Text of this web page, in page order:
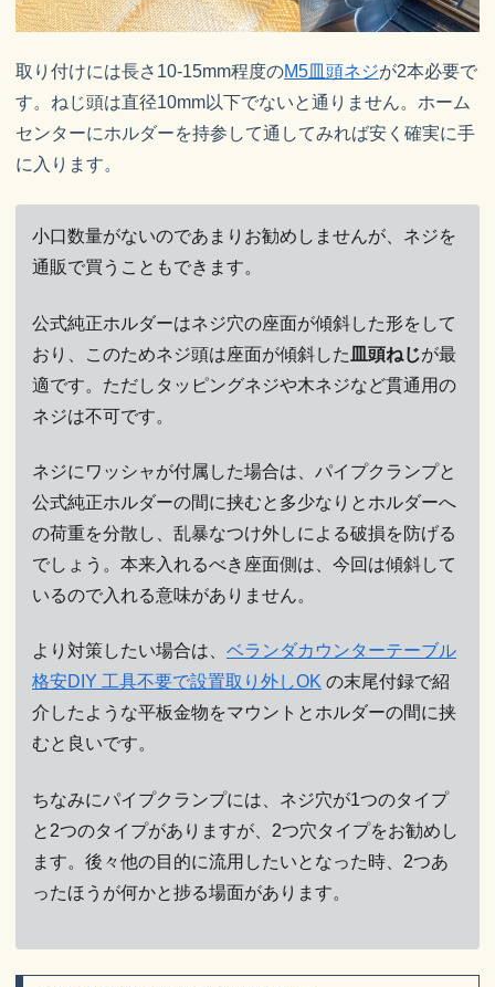
取り付けには長さ10-15mm程度のM5皿頭ネジが2本必要で
す。ねじ頭は直径10mm以下でないと通りません。ホーム
センターにホルダーを持参して通してみれば安く確実に手
に入ります。
小口数量がないのであまりお勧めしませんが、ネジを
通販で買うこともできます。
公式純正ホルダーはネジ穴の座面が傾斜した形をして
おり、このためネジ頭は座面が傾斜した 皿頭ねじが最
適です。ただしタッピングネジや木ネジなど貫通用の
ネジは不可です。
ネジにワッシャが付属した場合は、パイプクランプと
公式純正ホルダーの間に挟むと多少なりとホルダーへ
の荷重を分散し、乱暴なつけ外しによる破損を防げる
でしょう。本来入れるべき座面側は、今回は傾斜して
いるので入れる意味がありません。
より対策したい場合は、 ベランダカウンターテーブル
格安DIY 工具不要で設置取り外しOK の末尾付録で紹
介したような平板金物をマウントとホルダーの間に挟
むと良いです。
ちなみにパイプクランプには、ネジ穴が1つのタイプ
と2つのタイプがありますが、2つ穴タイプをお勧めし
ます。後々他の目的に流用したいとなった時、2つあ
ったほうが何かと捗る場面があります。